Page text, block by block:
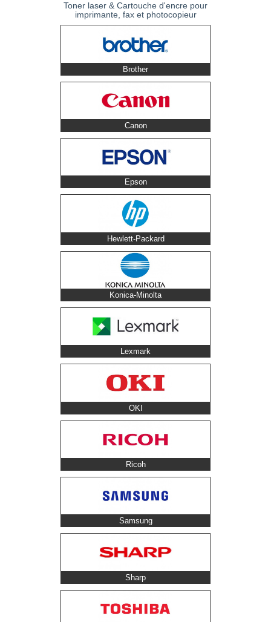
Toner laser & Cartouche d'encre pour
imprimante, fax et photocopieur
Brother
Canon
Epson
Hewlett-Packard
Konica-Minolta
Lexmark
OKI
Ricoh
Samsung
Sharp